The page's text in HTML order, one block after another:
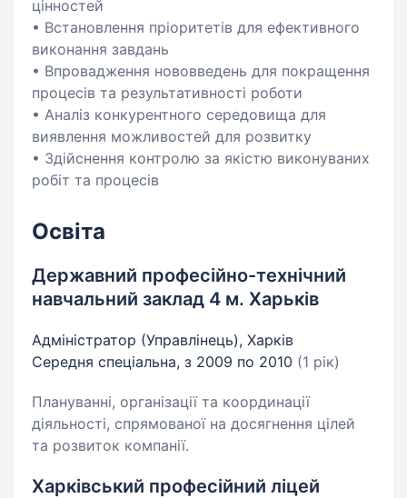
цінностей
• Встановлення пріоритетів для ефективного
виконання завдань
• Впровадження нововведень для покращення
процесів та результативності роботи
• Аналіз конкурентного середовища для
виявлення можливостей для розвитку
• Здійснення контролю за якістю виконуваних
робіт та процесів
Освіта
Державний професійно-технічний
навчальний заклад 4 м. Харьків
Адміністратор (Управлінець), Харків
Середня спеціальна, з 2009 по 2010 (1 рік)
Плануванні, організації та координації
діяльності, спрямованої на досягнення цілей
та розвиток компанії.
Харківський професійний ліцей